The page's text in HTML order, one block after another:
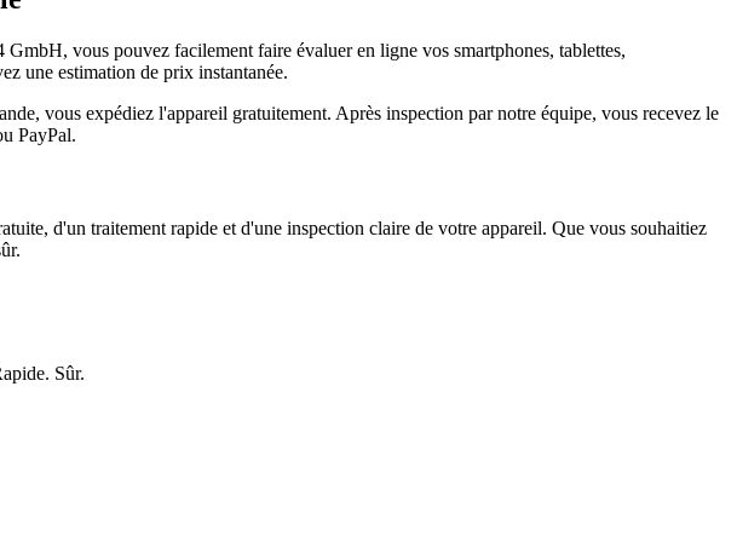
vous pouvez facilement faire évaluer en ligne vos smartphones, tablettes,
une estimation de prix instantanée.
vous expédiez l'appareil gratuitement. Après inspection par notre équipe, vous recevez le
PayPal.
d'un traitement rapide et d'une inspection claire de votre appareil. Que vous souhaitiez
Sûr.